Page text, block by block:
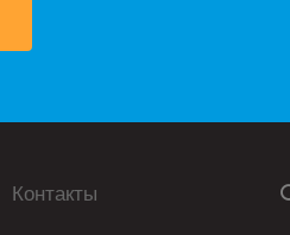
Контакты